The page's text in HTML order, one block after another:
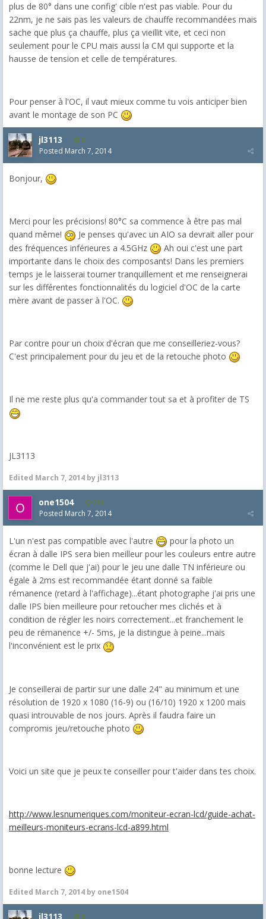
plus de 80° dans une config' cible n'est pas viable. Pour du
22nm, je ne sais pas les valeurs de chauffe recommandées mais
sache que plus ça chauffe, plus ça vieillit vite, et ceci non
seulement pour le CPU mais aussi la CM qui supporte et la
hausse de tension et celle de températures.
Pour penser à l'OC, il vaut mieux comme tu vois anticiper bien
avant le montage de son PC
jl3113 8
Posted March 7, 2014
Bonjour,
Merci pour les précisions! 80°C sa commence à être pas mal
quand même!
Je penses qu'avec un AIO sa devrait aller pour
des fréquences inférieures a 4.5GHz
Ah oui c'est une part
importante dans le choix des composants! Dans les premiers
temps je le laisserai tourner tranquillement et me renseignerai
sur les différentes fonctionnalités du logiciel d'OC de la carte
mère avant de passer à l'OC.
Par contre pour un choix d'écran que me conseilleriez-vous?
C'est principalement pour du jeu et de la retouche photo
Il ne me reste plus qu'a commander tout sa et à profiter de TS
JL3113
Edited March 7, 2014 by jl3113
one1504 236
Posted March 7, 2014
L'un n'est pas compatible avec l'autre
pour la photo un
écran à dalle IPS sera bien meilleur pour les couleurs entre autre
(comme le Dell que j'ai) pour le jeu une dalle TN inférieure ou
égale à 2ms est recommandée étant donné sa faible
rémanence (retard à l'affichage)...étant photographe j'ai pris une
dalle IPS bien meilleure pour retoucher mes clichés et à
condition de régler les noirs correctement...et franchement le
peu de rémanence +/- 5ms, je la distingue à peine...mais
l'inconvénient est le prix
Je conseillerai de partir sur une dalle 24" au minimum et une
résolution de 1920 x 1080 (16-9) ou (16/10) 1920 x 1200 mais
quasi introuvable de nos jours. Après il faudra faire un
compromis jeu/retouche photo
Voici un site que je peux te conseiller pour t'aider dans tes choix.
http://www.lesnumeriques.com/moniteur-ecran-lcd/guide-achat-
meilleurs-moniteurs-ecrans-lcd-a899.html
bonne lecture
Edited March 7, 2014 by one1504
jl3113 8